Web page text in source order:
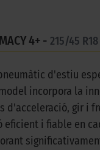
4+ - 215/45 R18
d'estiu
incorpora la
d'acceleració, gir i
eficient i fiable en